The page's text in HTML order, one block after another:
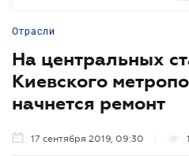
Отрасли
На центральных
Киевского
начнется ремонт
17 сентября 2019, 09:30